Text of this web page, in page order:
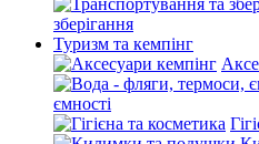
зберігання
Туризм та кемпінг
ємності